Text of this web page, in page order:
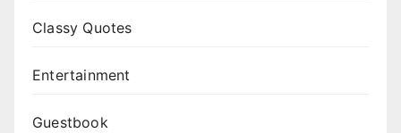
Classy Quotes
Entertainment
Guestbook